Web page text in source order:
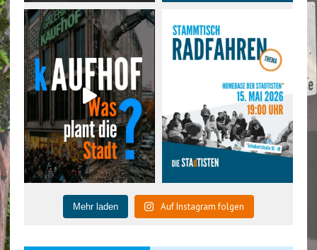
Mehr laden Auf Instagram folgen